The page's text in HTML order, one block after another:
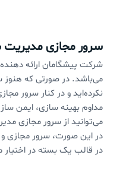
سرور مجازی
شرکت پیشگامان ارائه
می‌باشد. در صورتی که هنوز
نکرده‌اید و در کنار سرور
مداوم بهینه سازی، ایمن
می‌توانید از سرور مجازی
در این صورت، سرور مجازی
در قالب یک بسته در اختیار